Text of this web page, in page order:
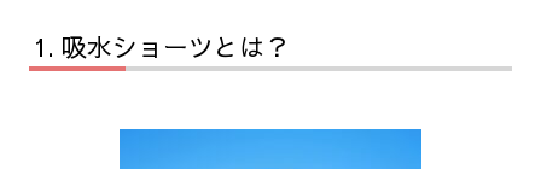
吸水ショーツとは？